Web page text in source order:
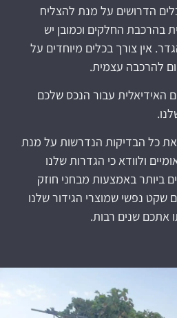
הדרושים על מנת להצליח
בהרכבת החלקים וכמובן יש
אין צורך בכלים מיוחדים על
להרכבה עצמית.
האידיאלית עבור הנכס שלכם
את כל הבדיקות הנדרשות על מנת
ולוודא כי הגדרות שלנו
ביותר באמצעות מבחני חוזק
נפשי שמוצרי הגידור שלנו
אתכם שנים רבות.